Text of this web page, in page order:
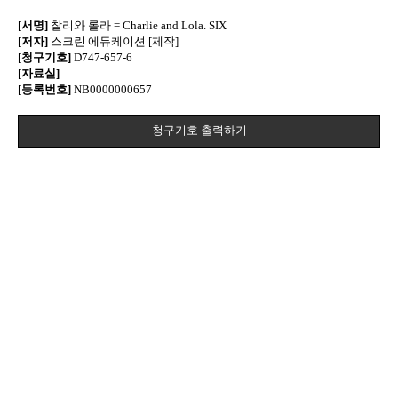
[서명] 찰리와 롤라 = Charlie and Lola. SIX
[저자] 스크린 에듀케이션 [제작]
[청구기호] D747-657-6
[자료실]
[등록번호] NB0000000657
청구기호 출력하기